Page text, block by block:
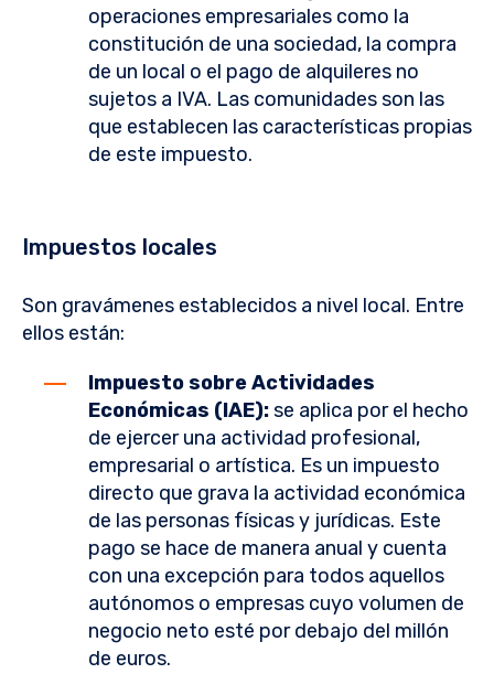
operaciones empresariales como la
constitución de una sociedad, la compra
de un local o el pago de alquileres no
sujetos a IVA. Las comunidades son las
que establecen las características propias
de este impuesto.
Impuestos locales
Son gravámenes establecidos a nivel local. Entre
ellos están:
Impuesto sobre Actividades
Económicas (IAE):se aplica por el hecho
de ejercer una actividad profesional,
empresarial o artística. Es un impuesto
directo que grava la actividad económica
de las personas físicas y jurídicas. Este
pago se hace de manera anual y cuenta
con una excepción para todos aquellos
autónomos o empresas cuyo volumen de
negocio neto esté por debajo del millón
de euros.